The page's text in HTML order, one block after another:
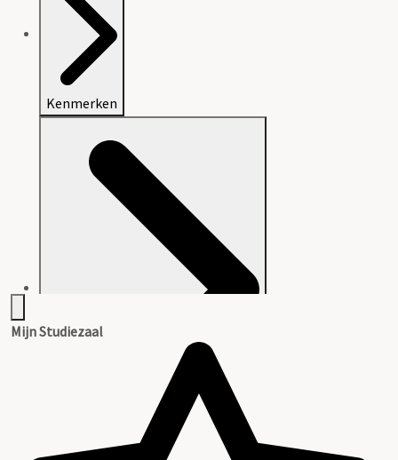
Kenmerken
Mijn Studiezaal